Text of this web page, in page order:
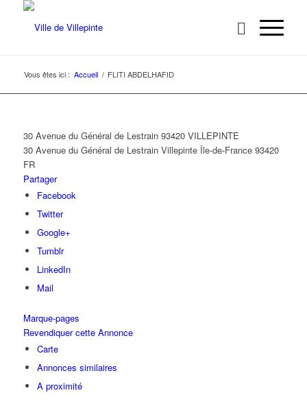
Vous êtes ici : Accueil / FLITI ABDELHAFID
30 Avenue du Général de Lestrain 93420 VILLEPINTE
30 Avenue du Général de Lestrain Villepinte Île-de-France 93420
FR
Partager
Facebook
Twitter
Google+
Tumblr
LinkedIn
Mail
Marque-pages
Revendiquer cette Annonce
Carte
Annonces similaires
A proximité